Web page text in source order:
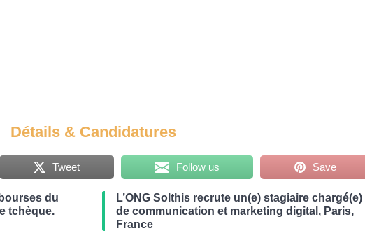
Détails & Candidatures
Tweet Follow us Save
du
tchèque.
L’ONG Solthis recrute un(e) stagiaire chargé(e)
de communication et marketing digital, Paris,
France